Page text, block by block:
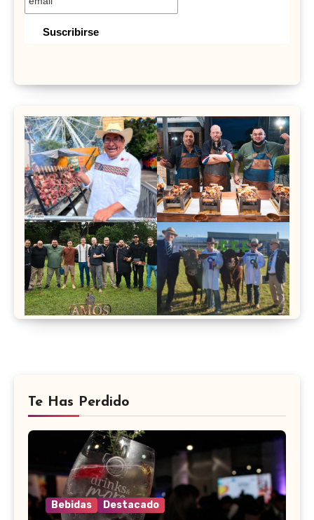
Te Has Perdido
Bebidas Destacado